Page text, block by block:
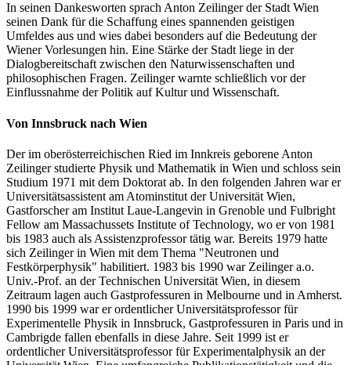
In seinen Dankesworten sprach Anton Zeilinger der Stadt Wien
seinen Dank für die Schaffung eines spannenden geistigen
Umfeldes aus und wies dabei besonders auf die Bedeutung der
Wiener Vorlesungen hin. Eine Stärke der Stadt liege in der
Dialogbereitschaft zwischen den Naturwissenschaften und
philosophischen Fragen. Zeilinger warnte schließlich vor der
Einflussnahme der Politik auf Kultur und Wissenschaft.
Von Innsbruck nach Wien
Der im oberösterreichischen Ried im Innkreis geborene Anton
Zeilinger studierte Physik und Mathematik in Wien und schloss sein
Studium 1971 mit dem Doktorat ab. In den folgenden Jahren war er
Universitätsassistent am Atominstitut der Universität Wien,
Gastforscher am Institut Laue-Langevin in Grenoble und Fulbright
Fellow am Massachussets Institute of Technology, wo er von 1981
bis 1983 auch als Assistenzprofessor tätig war. Bereits 1979 hatte
sich Zeilinger in Wien mit dem Thema "Neutronen und
Festkörperphysik" habilitiert. 1983 bis 1990 war Zeilinger a.o.
Univ.-Prof. an der Technischen Universität Wien, in diesem
Zeitraum lagen auch Gastprofessuren in Melbourne und in Amherst.
1990 bis 1999 war er ordentlicher Universitätsprofessor für
Experimentelle Physik in Innsbruck, Gastprofessuren in Paris und in
Cambrigde fallen ebenfalls in diese Jahre. Seit 1999 ist er
ordentlicher Universitätsprofessor für Experimentalphysik an der